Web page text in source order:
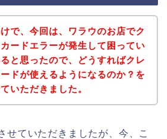
で、今回は、ワラウのお店でク
ードエラーが発生して困ってい
と思ったので、どうすればクレ
ドが使えるようになるのか？を
いただきました。
せていただきましたが、今、こ